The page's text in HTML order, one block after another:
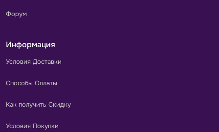
Форум
Информация
Условия Доставки
Способы Оплаты
Как получить Скидку
Условия Покупки